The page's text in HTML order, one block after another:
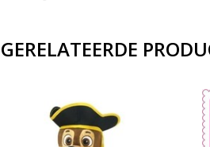
GERELATEERDE